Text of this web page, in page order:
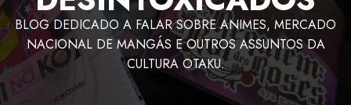
BLOG DEDICADO A FALAR SOBRE ANIMES, MERCADO
NACIONAL DE MANGÁS E OUTROS ASSUNTOS DA
CULTURA OTAKU.